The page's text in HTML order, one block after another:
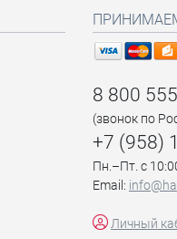
8 800
(звонок по
+7 (958)
Пн.–Пт. с
Email:
Личный